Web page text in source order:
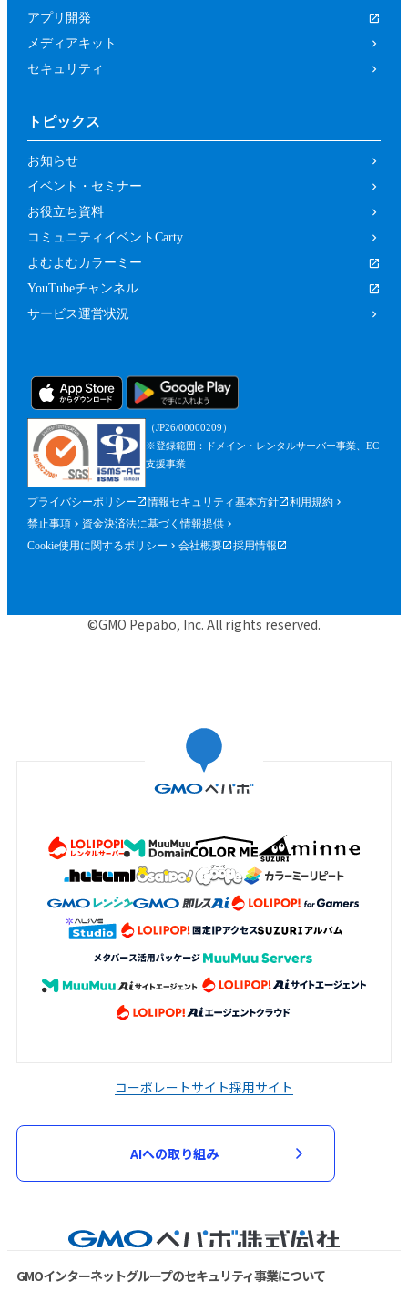
アプリ開発
メディアキット
セキュリティ
トピックス
お知らせ
イベント・セミナー
お役立ち資料
コミュニティイベントCarty
よむよむカラーミー
YouTubeチャンネル
サービス運営状況
（JP26/00000209）
※登録範囲：ドメイン・レンタルサーバー事業、EC
支援事業
プライバシーポリシー 情報セキュリティ基本方針
利用規約
禁止事項
資金決済法に基づく情報提供
Cookie使用に関するポリシー
会社概要 採用情報
©GMO Pepabo, Inc. All rights reserved.
コーポレートサイト採用サイト
AIへの取り組み
GMOインターネットグループのセキュリティ事業について